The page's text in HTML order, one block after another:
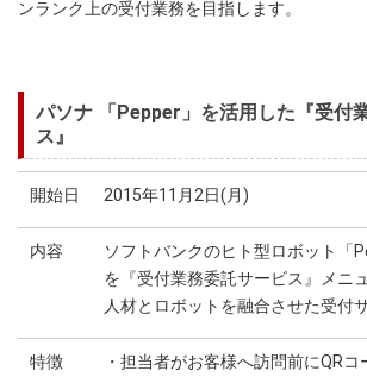
ンランク上の受付業務を目指します。
パソナ 「Pepper」を活用した『受付
ス』
開始日 2015年11月2日(月)
内容
ソフトバンクのヒト型ロボット「
を『受付業務委託サービス』メニ
人材とロボットを融合させた受付
特徴
・担当者がお客様へ訪問前にQR